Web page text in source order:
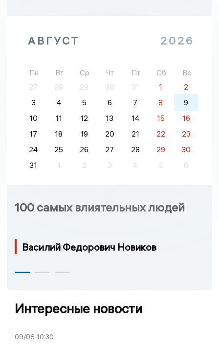
АВГУСТ 2026
Пн Вт Ср Чт Пт Сб
Вс
27
28 29 30 31 1
2
3
4 5 6 7 8
9
10
11 12 13 14 15
16
17
18 19 20 21 22
23
24
25 26 27 28 29
30
31
1 2 3 4 5 6
100 самых влиятельных людей
Василий Федорович Новиков
Интересные новости
09/08 10:30